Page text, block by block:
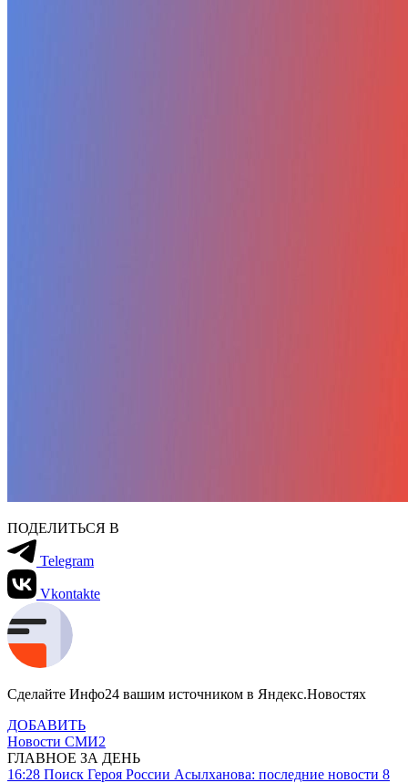
ПОДЕЛИТЬСЯ В
Telegram
Vkontakte
Сделайте Инфо24 вашим источником в Яндекс.Новостях
ДОБАВИТЬ
Новости СМИ2
ГЛАВНОЕ ЗА ДЕНЬ
16:28 Поиск Героя России Асылханова: последние новости 8